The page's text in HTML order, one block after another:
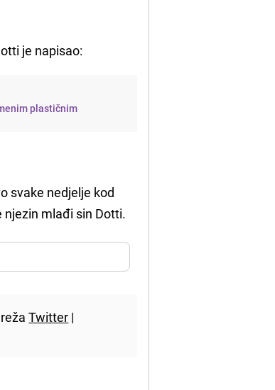
je napisao:
plastičnim
svake nedjelje kod
njezin mlađi sin Dotti.
Twitter |